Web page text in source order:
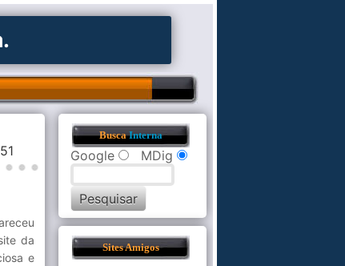
da
e
BuscaInterna
Google MDig
Sites Amigos